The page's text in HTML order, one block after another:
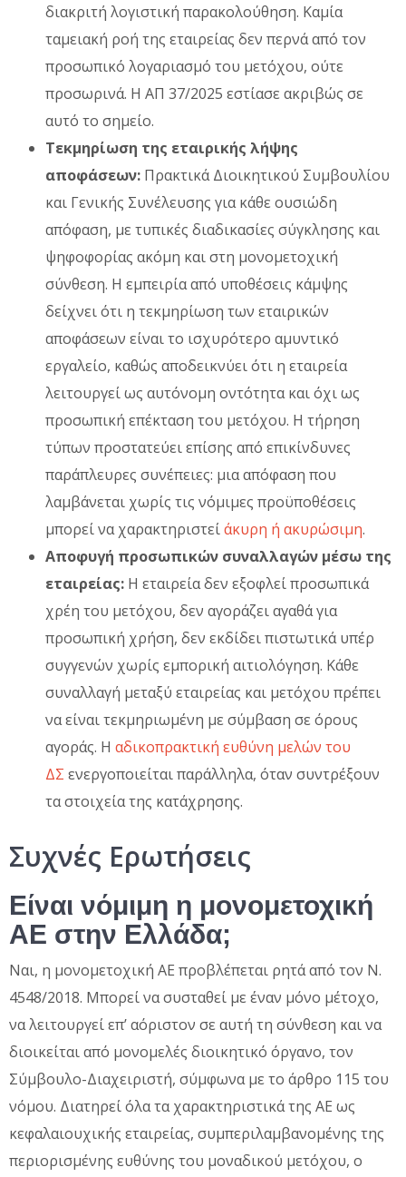
διακριτή λογιστική παρακολούθηση. Καμία
ταμειακή ροή της εταιρείας δεν περνά από τον
προσωπικό λογαριασμό του μετόχου, ούτε
προσωρινά. Η ΑΠ 37/2025 εστίασε ακριβώς σε
αυτό το σημείο.
Τεκμηρίωση της εταιρικής λήψης
αποφάσεων: Πρακτικά Διοικητικού Συμβουλίου
και Γενικής Συνέλευσης για κάθε ουσιώδη
απόφαση, με τυπικές διαδικασίες σύγκλησης και
ψηφοφορίας ακόμη και στη μονομετοχική
σύνθεση. Η εμπειρία από υποθέσεις κάμψης
δείχνει ότι η τεκμηρίωση των εταιρικών
αποφάσεων είναι το ισχυρότερο αμυντικό
εργαλείο, καθώς αποδεικνύει ότι η εταιρεία
λειτουργεί ως αυτόνομη οντότητα και όχι ως
προσωπική επέκταση του μετόχου. Η τήρηση
τύπων προστατεύει επίσης από επικίνδυνες
παράπλευρες συνέπειες: μια απόφαση που
λαμβάνεται χωρίς τις νόμιμες προϋποθέσεις
μπορεί να χαρακτηριστείάκυρη ή ακυρώσιμη.
Αποφυγή προσωπικών συναλλαγών μέσω της
εταιρείας: Η εταιρεία δεν εξοφλεί προσωπικά
χρέη του μετόχου, δεν αγοράζει αγαθά για
προσωπική χρήση, δεν εκδίδει πιστωτικά υπέρ
συγγενών χωρίς εμπορική αιτιολόγηση. Κάθε
συναλλαγή μεταξύ εταιρείας και μετόχου πρέπει
να είναι τεκμηριωμένη με σύμβαση σε όρους
αγοράς. Η αδικοπρακτική ευθύνη μελών του
ΔΣ ενεργοποιείται παράλληλα, όταν συντρέξουν
τα στοιχεία της κατάχρησης.
Συχνές Ερωτήσεις
Είναι νόμιμη η μονομετοχική
ΑΕ στην Ελλάδα;
Ναι, η μονομετοχική ΑΕ προβλέπεται ρητά από τον Ν.
4548/2018. Μπορεί να συσταθεί με έναν μόνο μέτοχο,
να λειτουργεί επ’ αόριστον σε αυτή τη σύνθεση και να
διοικείται από μονομελές διοικητικό όργανο, τον
Σύμβουλο-Διαχειριστή, σύμφωνα με το άρθρο 115 του
νόμου. Διατηρεί όλα τα χαρακτηριστικά της ΑΕ ως
κεφαλαιουχικής εταιρείας, συμπεριλαμβανομένης της
περιορισμένης ευθύνης του μοναδικού μετόχου, ο